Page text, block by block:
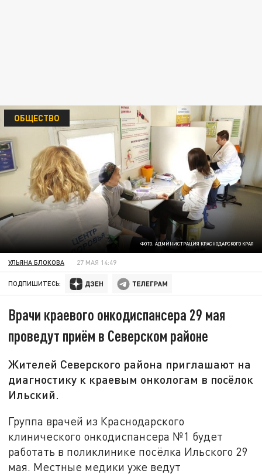
ФОТО: АДМИНИСТРАЦИЯ КРАСНОДАРСКОГО КРАЯ
ОБЩЕСТВО
УЛЬЯНА БЛОКОВА 27 МАЯ 14:49
ПОДПИШИТЕСЬ:
Врачи краевого онкодиспансера 29 мая
проведут приём в Северском районе
Жителей Северского района приглашают на
диагностику к краевым онкологам в посёлок
Ильский.
Группа врачей из Краснодарского
клинического онкодиспансера №1 будет
работать в поликлинике посёлка Ильского 29
мая. Местные медики уже ведут